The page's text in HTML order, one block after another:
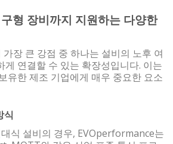
형 장비까지 지원하는 다양한
장 큰 강점 중 하나는 설비의 노후 여
게 연결할 수 있는 확장성입니다. 이는
유한 제조 기업에게 매우 중요한 요소
식
식 설비의 경우, EVOperformance는